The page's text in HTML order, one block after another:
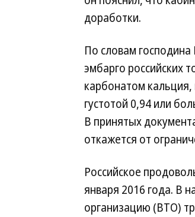
доработки.
По словам
эмбарго российских
карбонатом
густотой 0,94 или
В принятых
откажется от
Российское
января 2016 года. В
организацию (ВТО)